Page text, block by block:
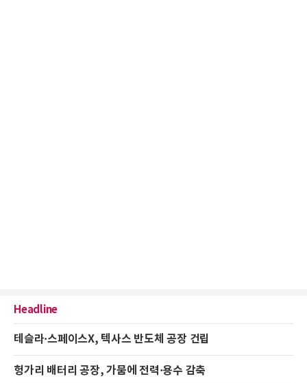
Headline
테슬라·스페이스X, 텍사스 반도체 공장 건립
헝가리 배터리 공장, 가뭄에 전력·용수 감축